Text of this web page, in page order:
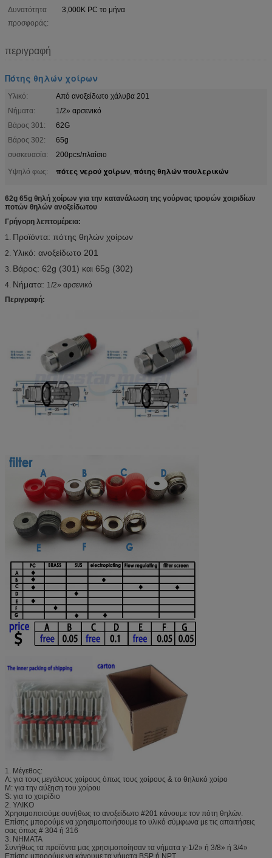
Δυνατότητα
προσφοράς:
3,000K PC το μήνα
περιγραφή
Πότης θηλών χοίρων
Υλικό:
Από ανοξείδωτο χάλυβα 201
Νήματα:
1/2» αρσενικό
Βάρος 301:
62G
Βάρος 302:
65g
συσκευασία:
200pcs/πλαίσιο
Υψηλό φως:
πότες νερού χοίρων, πότης θηλών πουλερικών
62g 65g θηλή χοίρων για την κατανάλωση της γούρνας τροφών χοιριδίων
ποτών θηλών ανοξείδωτου
Γρήγορη λεπτομέρεια:
1. Προϊόντα: πότης θηλών χοίρων
2. Υλικό: ανοξείδωτο 201
3. Βάρος: 62g (301) και 65g (302)
4. Νήματα: 1/2» αρσενικό
Περιγραφή:
1. Μέγεθος:
Λ: για τους μεγάλους χοίρους όπως τους χοίρους & το θηλυκό χοίρο
Μ: για την αύξηση του χοίρου
S: για το χοιρίδιο
2. ΥΛΙΚΟ
Χρησιμοποιούμε συνήθως το ανοξείδωτο #201 κάνουμε τον πότη θηλών.
Επίσης μπορούμε να χρησιμοποιήσουμε το υλικό σύμφωνα με τις απαιτήσεις
σας όπως # 304 ή 316
3. ΝΗΜΑΤΑ
Συνήθως τα προϊόντα μας χρησιμοποίησαν τα νήματα γ-1/2» ή 3/8» ή 3/4»
Επίσης μπορούμε να κάνουμε τα νήματα BSP ή NPT